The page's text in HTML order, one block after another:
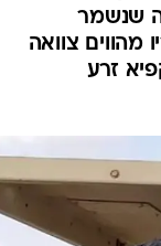
שנשמר
צוואה
זרע